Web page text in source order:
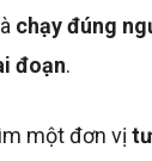
chạy đúng
đoạn.
một đơn vị